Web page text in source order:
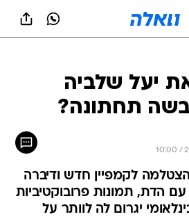
יעל שלביה
תחתונה?
לקמפיין חדש ודיברה
הדת, תמונות פרובוקטיביות
יגרום לה לוותר על